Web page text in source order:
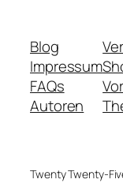
Blog
Impressum
FAQs
Autoren
Twenty Twenty-